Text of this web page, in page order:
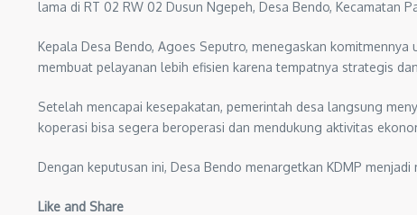
lama di RT 02 RW 02 Dusun Ngepeh, Desa Bendo, Kecamatan
Kepala Desa Bendo, Agoes Seputro, menegaskan
membuat pelayanan lebih efisien karena tempatnya strategis
Setelah mencapai kesepakatan, pemerintah desa langsung
koperasi bisa segera beroperasi dan mendukung aktivitas
Dengan keputusan ini, Desa Bendo menargetkan KDMP
Like and Share